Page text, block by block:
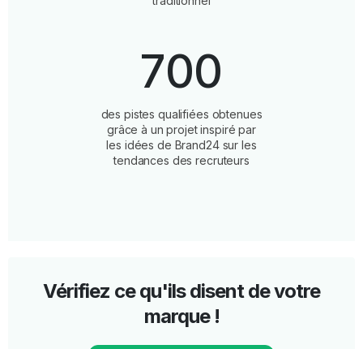
700
des pistes qualifiées obtenues
grâce à un projet inspiré par
les idées de Brand24 sur les
tendances des recruteurs
Vérifiez ce qu'ils disent de votre
marque !